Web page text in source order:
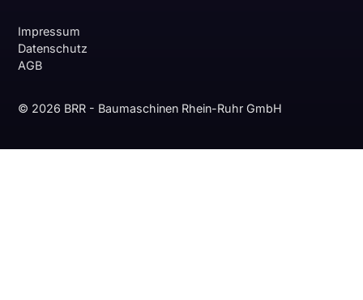
© 2026 BRR - Baumaschinen Rhein-Ruhr GmbH
Impressum
Datenschutz
AGB